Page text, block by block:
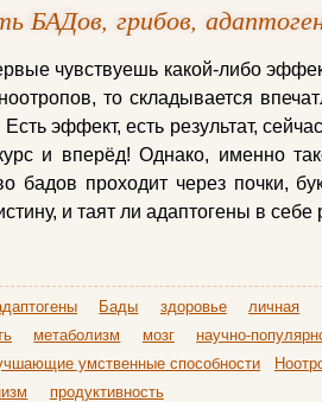
БАДов, грибов,
чувствуешь какой-либо
то складывается
эффект, есть результат,
и вперёд! Однако, именно
бадов проходит через почки,
и таят ли адаптогены в
Бады здоровье
личная
метаболизм мозг научно-
умственные способности
продуктивность